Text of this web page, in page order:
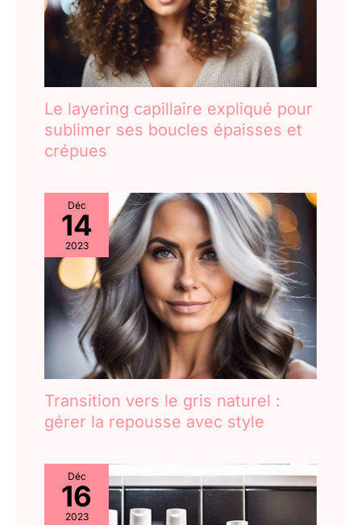
Le layering capillaire expliqué pour
sublimer ses boucles épaisses et
crépues
Déc
14
2023
Transition vers le gris naturel :
gérer la repousse avec style
Déc
16
2023